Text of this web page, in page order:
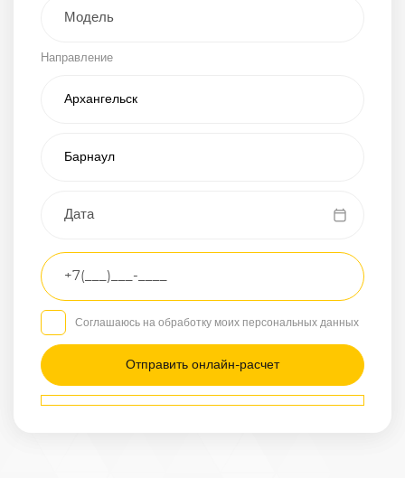
Грузовой
Другое
Направление
Транспортное
средство
Седан
/
Маршрут
Архангельск
Соглашаюсь на обработку моих персональных данных